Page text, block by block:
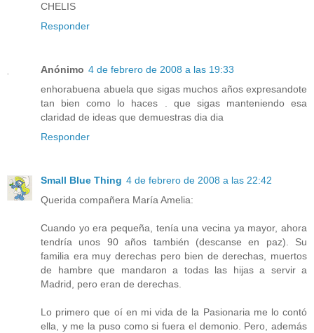
CHELIS
Responder
Anónimo 4 de febrero de 2008 a las 19:33
enhorabuena abuela que sigas muchos años expresandote
tan bien como lo haces . que sigas manteniendo esa
claridad de ideas que demuestras dia dia
Responder
Small Blue Thing 4 de febrero de 2008 a las 22:42
Querida compañera María Amelia:
Cuando yo era pequeña, tenía una vecina ya mayor, ahora
tendría unos 90 años también (descanse en paz). Su
familia era muy derechas pero bien de derechas, muertos
de hambre que mandaron a todas las hijas a servir a
Madrid, pero eran de derechas.
Lo primero que oí en mi vida de la Pasionaria me lo contó
ella, y me la puso como si fuera el demonio. Pero, además